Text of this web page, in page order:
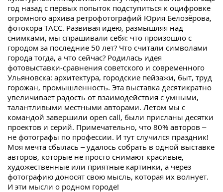
год назад с первых попыток подступиться к оцифровке
огромного архива ретрофотографий Юрия Белозёрова,
фотокора ТАСС. Развивая идею, размышляя над
снимками, мы спрашивали себя: что произошло с
городом за последние 50 лет? Что считали символами
города тогда, а что сейчас? Родилась идея
фотовыставки-сравнения советского и современного
Ульяновска: архитектура, городские пейзажи, быт, труд
горожан, промышленность. Эта выставка десятикратно
увеличивает радость от взаимодействия с умными,
талантливыми местными авторами. Летом мы с
командой завершили open call, были присланы десятки
проектов и серий. Примечательно, что 80% авторов –
не фотографы по профессии. И тут случился праздник!
Моя мечта сбылась – удалось собрать в одной выставке
авторов, которые не просто снимают красивые,
художественные или приятные картинки, а через
фотографию доносят свою мысль, которая их волнует.
И эти мысли о родном городе!